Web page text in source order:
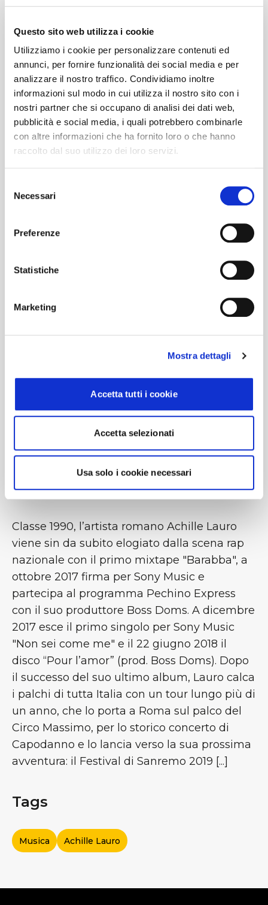
Questo sito web utilizza i cookie
Utilizziamo i cookie per personalizzare contenuti ed
annunci, per fornire funzionalità dei social media e per
analizzare il nostro traffico. Condividiamo inoltre
informazioni sul modo in cui utilizza il nostro sito con i
nostri partner che si occupano di analisi dei dati web,
pubblicità e social media, i quali potrebbero combinarle
con altre informazioni che ha fornito loro o che hanno
raccolto dal suo utilizzo dei loro servizi.
delNecessari
Preferenze
Statistiche
Marketing
Mostra dettagli
Accetta tutti i cookie
Accetta selezionati
Usa solo i cookie necessari
pensiamo noi.
Seleziona la tua città dal menu a tendina,
scegli la data dell'estate 2027 e blocca subito
il tuo posto a bordo!
Classe 1990, l’artista romano Achille Lauro
viene sin da subito elogiato dalla scena rap
nazionale con il primo mixtape "Barabba", a
ottobre 2017 firma per Sony Music e
partecipa al programma Pechino Express
con il suo produttore Boss Doms. A dicembre
2017 esce il primo singolo per Sony Music
"Non sei come me" e il 22 giugno 2018 il
disco “Pour l’amor” (prod. Boss Doms). Dopo
il successo del suo ultimo album, Lauro calca
i palchi di tutta Italia con un tour lungo più di
un anno, che lo porta a Roma sul palco del
Circo Massimo, per lo storico concerto di
Capodanno e lo lancia verso la sua prossima
avventura: il Festival di Sanremo 2019 [...]
Tags
Musica Achille Lauro